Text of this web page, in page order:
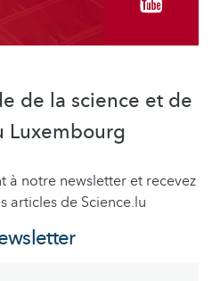
de la science et de
Luxembourg
à notre newsletter et recevez
articles de Science.lu